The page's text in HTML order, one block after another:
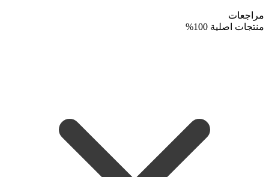
مراجعات
منتجات اصلية 100%